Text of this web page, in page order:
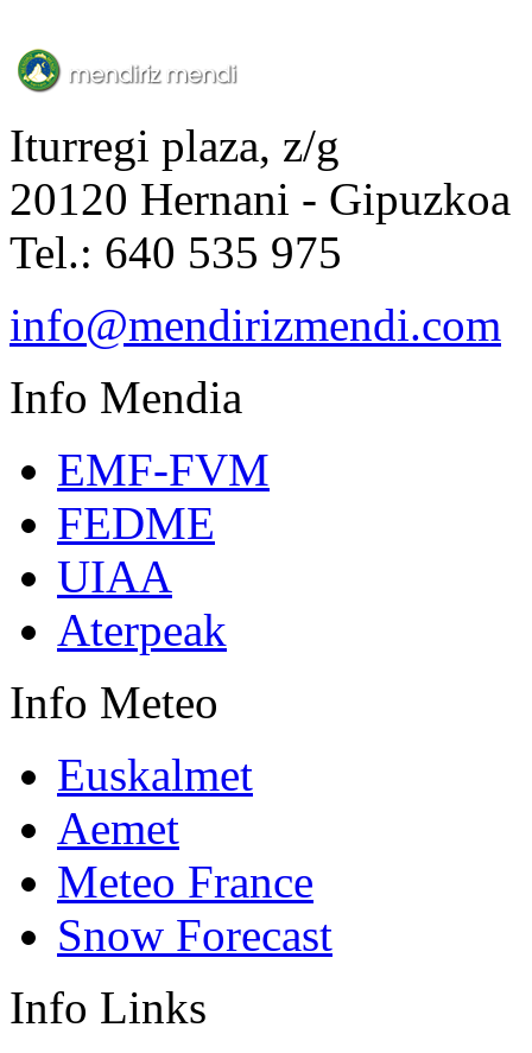
Iturregi plaza, z/g
20120 Hernani - Gipuzkoa
Tel.: 640 535 975
info@mendirizmendi.com
Info Mendia
EMF-FVM
FEDME
UIAA
Aterpeak
Info Meteo
Euskalmet
Aemet
Meteo France
Snow Forecast
Info Links